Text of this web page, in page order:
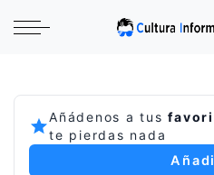
Añádenos a tus
te pierdas nada